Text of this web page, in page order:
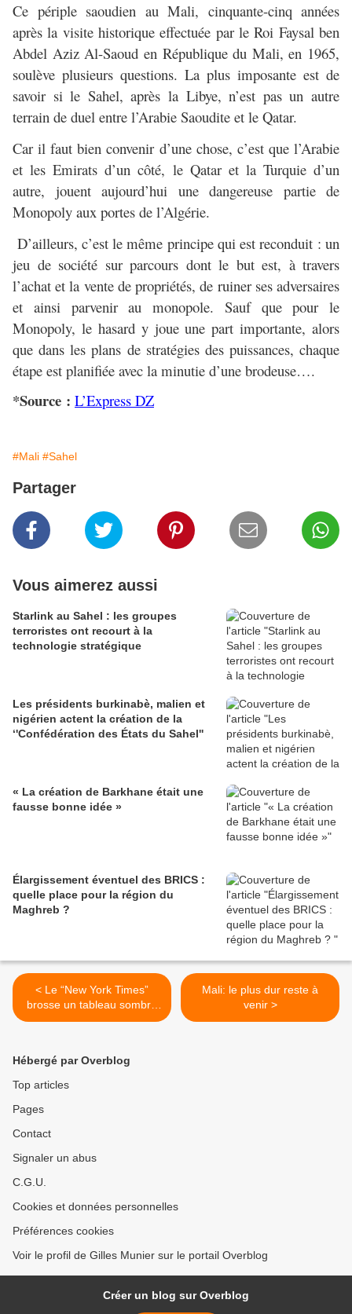
Ce périple saoudien au Mali, cinquante-cinq années
après la visite historique effectuée par le Roi Faysal ben
Abdel Aziz Al-Saoud en République du Mali, en 1965,
soulève plusieurs questions. La plus imposante est de
savoir si le Sahel, après la Libye, n’est pas un autre
terrain de duel entre l’Arabie Saoudite et le Qatar.
Car il faut bien convenir d’une chose, c’est que l’Arabie
et les Emirats d’un côté, le Qatar et la Turquie d’un
autre, jouent aujourd’hui une dangereuse partie de
Monopoly aux portes de l’Algérie.
D’ailleurs, c’est le même principe qui est reconduit : un
jeu de société sur parcours dont le but est, à travers
l’achat et la vente de propriétés, de ruiner ses adversaires
et ainsi parvenir au monopole. Sauf que pour le
Monopoly, le hasard y joue une part importante, alors
que dans les plans de stratégies des puissances, chaque
étape est planifiée avec la minutie d’une brodeuse….
*Source : L’Express DZ
#Mali #Sahel
Partager
Vous aimerez aussi
Starlink au Sahel : les groupes
terroristes ont recourt à la
technologie stratégique
Les présidents burkinabè, malien et
nigérien actent la création de la
‘'Confédération des États du Sahel''
« La création de Barkhane était une
fausse bonne idée »
Élargissement éventuel des BRICS :
quelle place pour la région du
Maghreb ?
< Le “New York Times”
brosse un tableau sombre
de la situation en Algérie
Mali: le plus dur reste à
venir >
Hébergé par Overblog
Top articles
Pages
Contact
Signaler un abus
C.G.U.
Cookies et données personnelles
Préférences cookies
Voir le profil de Gilles Munier sur le portail Overblog
Créer un blog sur Overblog